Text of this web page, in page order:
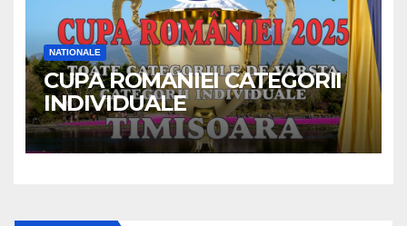
NATIONALE
CUPA ROMANIEI CATEGORII
INDIVIDUALE